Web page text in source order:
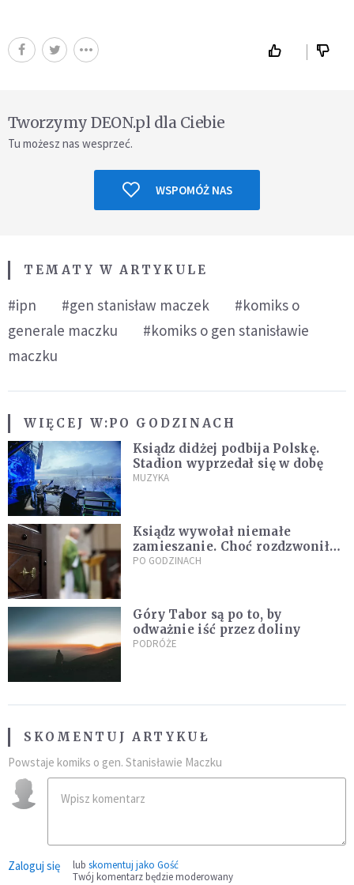
Tworzymy DEON.pl dla Ciebie
Tu możesz nas wesprzeć.
WSPOMÓŻ NAS
TEMATY W ARTYKULE
#ipn #gen stanisław maczek
#komiks o
generale maczku
#komiks o gen stanisławie
maczku
WIĘCEJ W:PO GODZINACH
Ksiądz didżej podbija Polskę.
Stadion wyprzedał się w dobę
MUZYKA
Ksiądz wywołał niemałe
zamieszanie. Choć rozdzwoniły
się telefony z całego kraju,
PO GODZINACH
Góry Tabor są po to, by
odważnie iść przez doliny
PODRÓŻE
SKOMENTUJ ARTYKUŁ
Powstaje komiks o gen. Stanisławie Maczku
Zaloguj się lub skomentuj jako Gość
Twój komentarz będzie moderowany